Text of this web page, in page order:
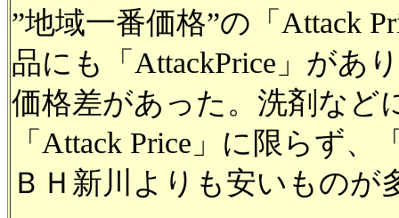
”地域一番価格”の「Attack
品にも「AttackPrice」があ
価格差があった。洗剤など
「Attack Price」に限らず
ＢＨ新川よりも安いものが